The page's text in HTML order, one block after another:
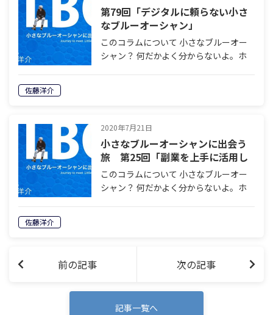
第79回「デジタルに頼らない小さ
なブルーオーシャン」
このコラムについて 小さなブルーオー
シャン？ 何だかよく分からないよ。ホ
そこで…
佐藤洋介
2020年7月21日
小さなブルーオーシャンに出会う
旅 第25回「副業を上手に活用し
た小さなブルーオーシャン」
このコラムについて 小さなブルーオー
シャン？ 何だかよく分からないよ。ホ
佐藤洋介
前の記事 次の記事
記事一覧へ